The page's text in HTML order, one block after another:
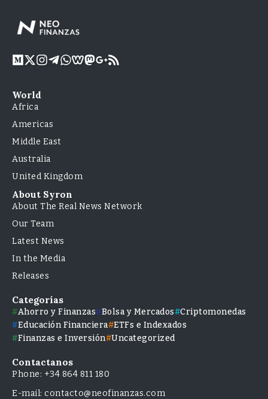
World
Africa
Americas
Middle East
Australia
United Kingdom
About Syron
About The Real News Network
Our Team
Latest News
In the Media
Releases
Categorías
Ahorro y Finanzas Bolsa y Mercados
Criptomonedas
Educación Financiera ETFs e Indexados
Finanzas e Inversión Uncategorized
Contactanos
Phone: +34 864 811 180
E-mail: contacto@neofinanzas.com